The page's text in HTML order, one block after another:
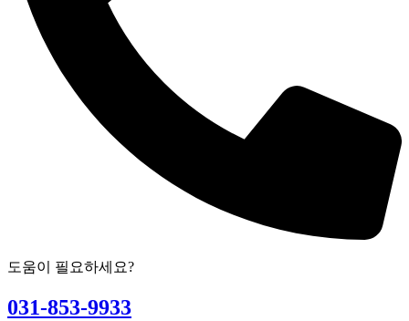
도움이 필요하세요?
031-853-9933